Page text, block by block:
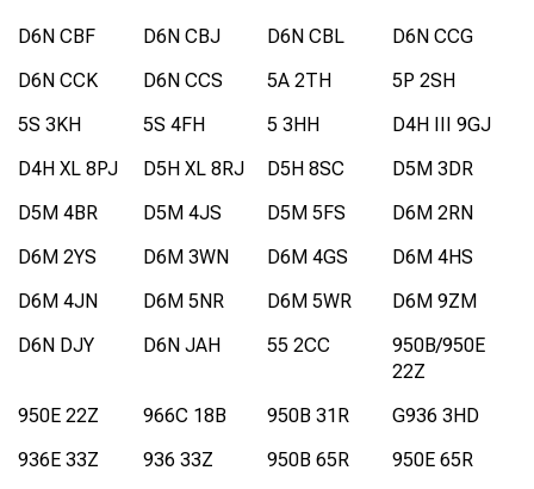
D6N CBF
D6N CBJ D6N CBL
D6N CCG
D6N CCK
D6N CCS 5A 2TH
5P 2SH
5S 3KH
5S 4FH 5 3HH
D4H III 9GJ
D4H XL 8PJ
D5H XL 8RJ D5H 8SC
D5M 3DR
D5M 4BR
D5M 4JS D5M 5FS
D6M 2RN
D6M 2YS
D6M 3WN D6M 4GS
D6M 4HS
D6M 4JN
D6M 5NR D6M 5WR
D6M 9ZM
D6N DJY
D6N JAH 55 2CC
950B/950E
22Z
950E 22Z
966C 18B 950B 31R
G936 3HD
936E 33Z
936 33Z 950B 65R
950E 65R